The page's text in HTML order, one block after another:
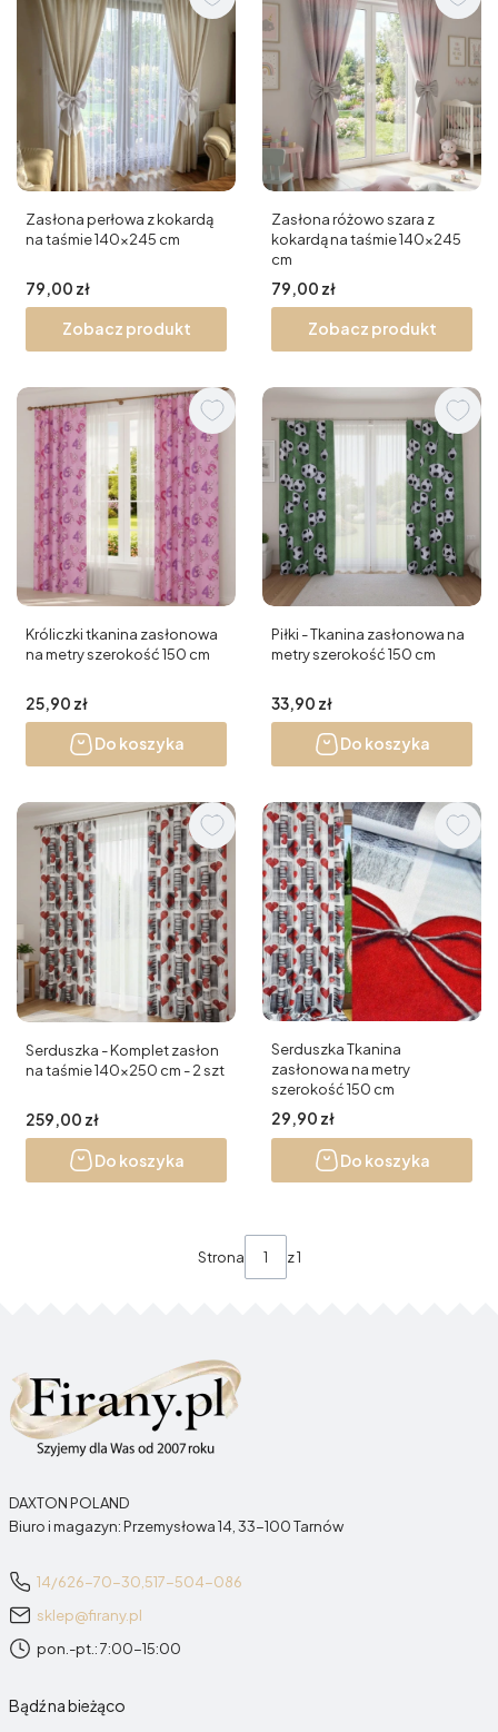
Zasłona perłowa z kokardą
na taśmie 140x245 cm
Cena
79,00 zł
Zobacz produkt
Zasłona różowo szara z
kokardą na taśmie 140x245
cm
Cena
79,00 zł
Zobacz produkt
Króliczki tkanina zasłonowa
na metry szerokość 150 cm
Cena
25,90 zł
Do koszyka
Piłki - Tkanina zasłonowa na
metry szerokość 150 cm
Cena
33,90 zł
Do koszyka
Serduszka - Komplet zasłon
na taśmie 140x250 cm - 2 szt
Cena
259,00 zł
Do koszyka
Serduszka Tkanina
zasłonowa na metry
szerokość 150 cm
Cena
29,90 zł
Do koszyka
Strona z 1
DAXTON POLAND
Biuro i magazyn: Przemysłowa 14, 33-100 Tarnów
14/626-70-30,517-504-086
sklep@firany.pl
pon.-pt.: 7:00-15:00
Bądź na bieżąco